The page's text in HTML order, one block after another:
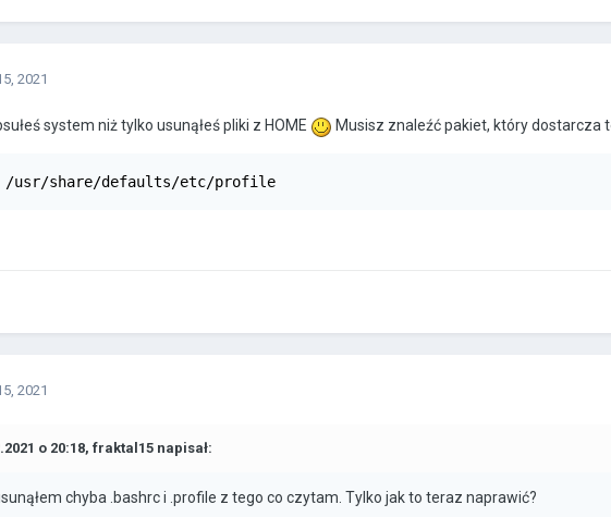
2021
system niż tylko usunąłeś pliki z HOME Musisz znaleźć pakiet, który dostarcza
/usr/share/defaults/etc/profile
2021
o 20:18, fraktal15 napisał:
chyba .bashrc i .profile z tego co czytam. Tylko jak to teraz naprawić?